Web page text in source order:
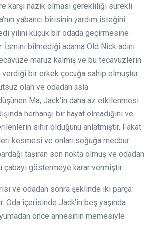
karşı nazik olması gerekliliği sürekli
yabancı birisinin yardım isteğini
yılını küçük bir odada geçirmesine
bilmediği adama Old Nick adını
maruz kalmış ve bu tecavüzlerin
verdiği bir erkek çocuğa sahip olmuştur.
olan ve odadan asla
Ma, Jack’in daha az etkilenmesi
herhangi bir hayat olmadığını ve
sihir olduğunu anlatmıştır. Fakat
kesmesi ve onları soğuğa mecbur
taşıran son nokta olmuş ve odadan
çabayı göstermeye karar vermiştir.
ve odadan sonra şeklinde iki parça
Oda içerisinde Jack’in beş yaşında
önce annesinin memesiyle